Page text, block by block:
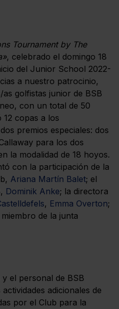
Tournament by The
, celebrado el domingo 18
del Junior School 2022-
a nuestro patrocinio,
golfistas junior de BSB
con un total de 50
12 copas a los
premios especiales: dos
para los dos
la modalidad de 18 hoyos.
con la participación de la
Ariana Martín Balet; el
Dominik Anke; la directora
, Emma Overton;
miembro de la junta
y el personal de BSB
adicionales de
por el Club para la